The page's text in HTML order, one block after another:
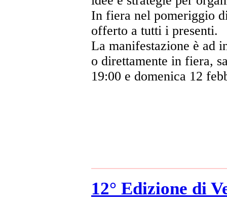
In fiera nel pomeriggio
offerto a tutti i presenti.
La manifestazione è ad
o direttamente in fiera,
19:00 e domenica 12
12° Edizione di